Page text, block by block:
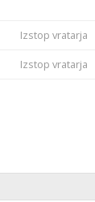
Izstop vratarja
Izstop vratarja